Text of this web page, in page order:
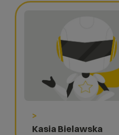
>
Kasia Bielawska